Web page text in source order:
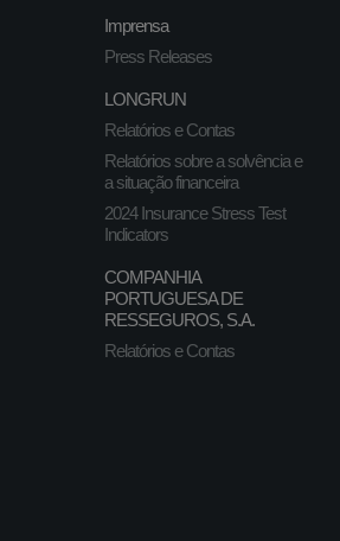
Imprensa
Press Releases
LONGRUN
Relatórios e Contas
Relatórios sobre a solvência e
a situação financeira
2024 Insurance Stress Test
Indicators
COMPANHIA
PORTUGUESA DE
RESSEGUROS, S.A.
Relatórios e Contas